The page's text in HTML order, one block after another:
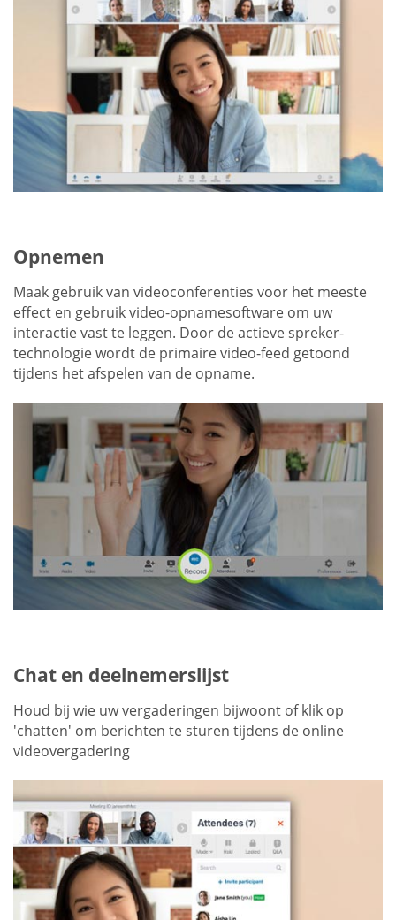
Opnemen
Maak gebruik van videoconferenties voor het meeste
effect en gebruik video-opnamesoftware om uw
interactie vast te leggen. Door de actieve spreker-
technologie wordt de primaire video-feed getoond
tijdens het afspelen van de opname.
Chat en deelnemerslijst
Houd bij wie uw vergaderingen bijwoont of klik op
'chatten' om berichten te sturen tijdens de online
videovergadering